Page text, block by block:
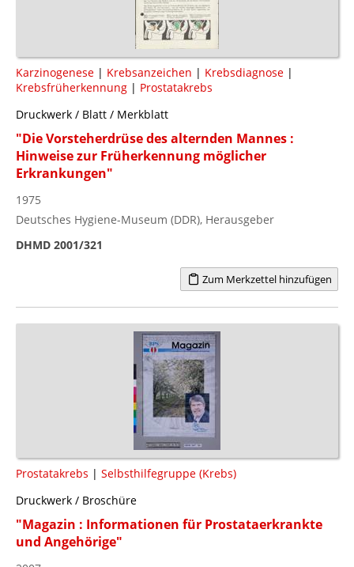
Karzinogenese | Krebsanzeichen | Krebsdiagnose |
Krebsfrüherkennung | Prostatakrebs
Druckwerk / Blatt / Merkblatt
"Die Vorsteherdrüse des alternden Mannes :
Hinweise zur Früherkennung möglicher
Erkrankungen"
1975
Deutsches Hygiene-Museum (DDR), Herausgeber
DHMD 2001/321
Zum Merkzettel hinzufügen
Prostatakrebs | Selbsthilfegruppe (Krebs)
Druckwerk / Broschüre
"Magazin : Informationen für Prostataerkrankte
und Angehörige"